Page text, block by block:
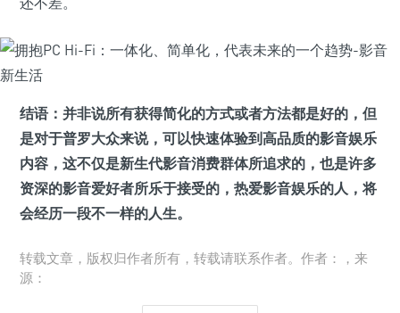
结语：并非说所有获得简化的方式或者方法都是好的，但
是对于普罗大众来说，可以快速体验到高品质的影音娱乐
内容，这不仅是新生代影音消费群体所追求的，也是许多
资深的影音爱好者所乐于接受的，热爱影音娱乐的人，将
会经历一段不一样的人生。
转载文章，版权归作者所有，转载请联系作者。作者：，来
源：